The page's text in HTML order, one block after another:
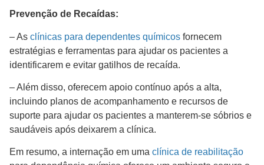
Prevenção de Recaídas:
– As clínicas para dependentes químicos fornecem
estratégias e ferramentas para ajudar os pacientes a
identificarem e evitar gatilhos de recaída.
– Além disso, oferecem apoio contínuo após a alta,
incluindo planos de acompanhamento e recursos de
suporte para ajudar os pacientes a manterem-se sóbrios e
saudáveis após deixarem a clínica.
Em resumo, a internação em uma clínica de reabilitação